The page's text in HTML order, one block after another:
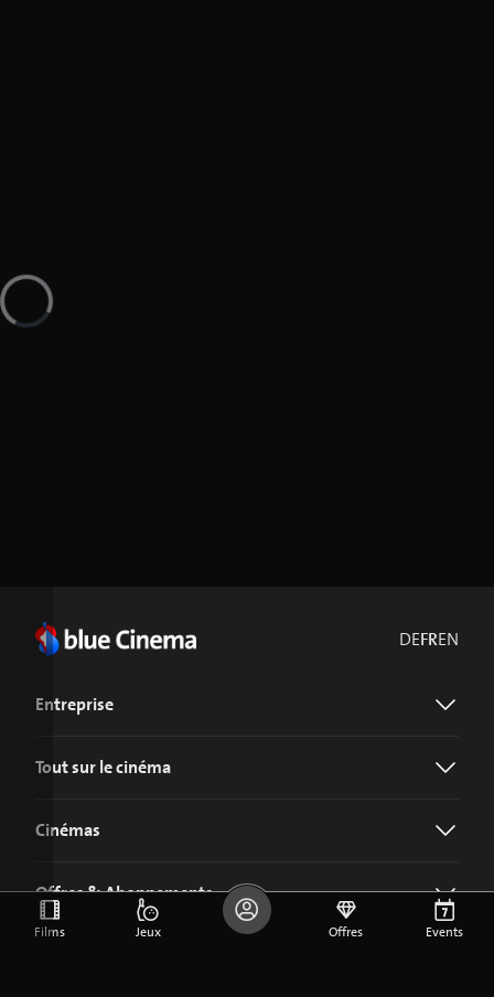
DEFREN
Entreprise
Tout sur le cinéma
Cinémas
Offres & Abonnements
Films Jeux Offres Events